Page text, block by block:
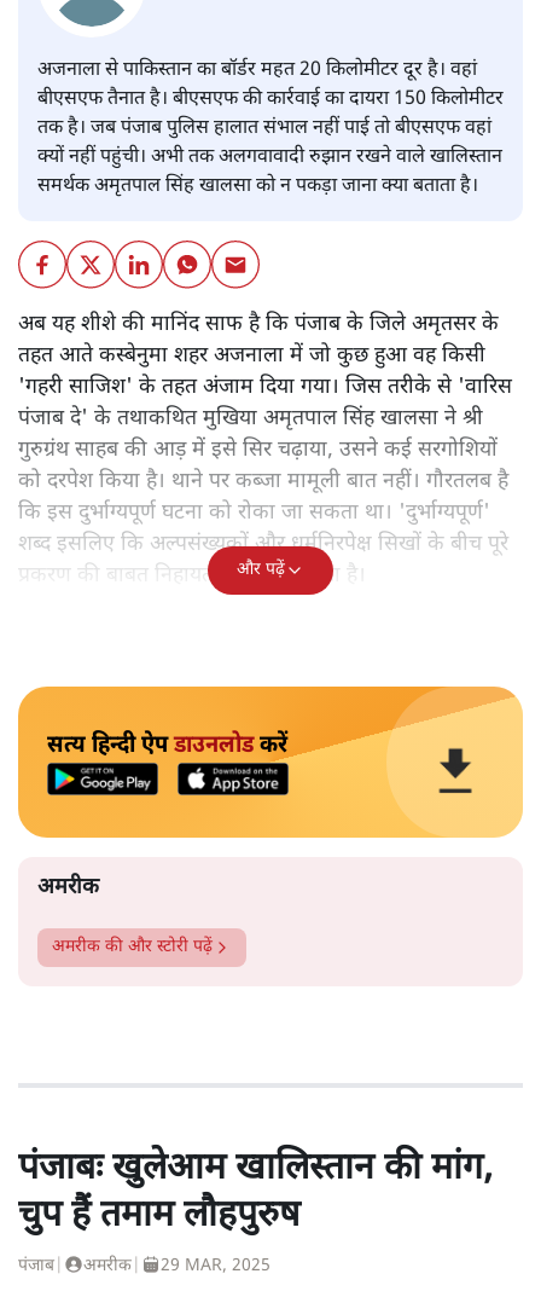
अजनाला से पाकिस्तान का बॉर्डर महत 20 किलोमीटर दूर है। वहां
बीएसएफ तैनात है। बीएसएफ की कार्रवाई का दायरा 150 किलोमीटर
तक है। जब पंजाब पुलिस हालात संभाल नहीं पाई तो बीएसएफ वहां
क्यों नहीं पहुंची। अभी तक अलगवावादी रुझान रखने वाले खालिस्तान
समर्थक अमृतपाल सिंह खालसा को न पकड़ा जाना क्या बताता है।
अब यह शीशे की मानिंद साफ है कि पंजाब के जिले अमृतसर के
तहत आते कस्बेनुमा शहर अजनाला में जो कुछ हुआ वह किसी
'गहरी साजिश' के तहत अंजाम दिया गया। जिस तरीके से 'वारिस
पंजाब दे' के तथाकथित मुखिया अमृतपाल सिंह खालसा ने श्री
गुरुग्रंथ साहब की आड़ में इसे सिर चढ़ाया, उसने कई सरगोशियों
को दरपेश किया है। थाने पर कब्जा मामूली बात नहीं। गौरतलब है
कि इस दुर्भाग्यपूर्ण घटना को रोका जा सकता था। 'दुर्भाग्यपूर्ण'
शब्द इसलिए कि अल्पसंख्यकों और धर्मनिरपेक्ष सिखों के बीच पूरे
प्रकरण की बाबत निहायत गलत संदेश गया है।
और पढ़ें
सत्य हिन्दी ऐपडाउनलोडकरें
अमरीक
अमरीक की और स्टोरी पढ़ें
पंजाबः खुलेआम खालिस्तान की मांग,
चुप हैं तमाम लौहपुरुष
पंजाब अमरीक 29 MAR, 2025